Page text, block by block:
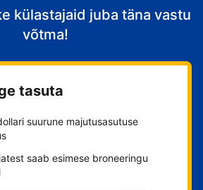
külastajaid juba täna vastu
võtma!
tasuta
suurune majutusasutuse
saab esimese broneeringu